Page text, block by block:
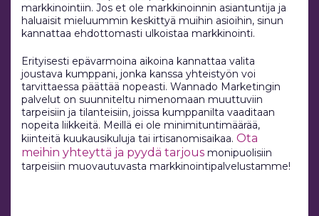
markkinointiin. Jos et ole markkinoinnin asiantuntija ja
haluaisit mieluummin keskittyä muihin asioihin, sinun
kannattaa ehdottomasti ulkoistaa markkinointi.
Erityisesti epävarmoina aikoina kannattaa valita
joustava kumppani, jonka kanssa yhteistyön voi
tarvittaessa päättää nopeasti. Wannado Marketingin
palvelut on suunniteltu nimenomaan muuttuviin
tarpeisiin ja tilanteisiin, joissa kumppanilta vaaditaan
nopeita liikkeitä. Meillä ei ole minimituntimäärää,
kiinteitä kuukausikuluja tai irtisanomisaikaa. Ota
meihin yhteyttä ja pyydä tarjous monipuolisiin
tarpeisiin muovautuvasta markkinointipalvelustamme!